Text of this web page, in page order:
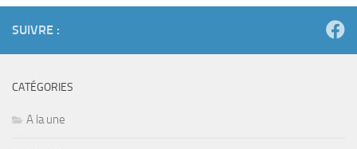
SUIVRE :
CATÉGORIES
A la une